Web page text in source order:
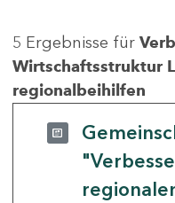
5 Ergebnisse für
Wirtschaftsstruktur
regionalbeihilfen